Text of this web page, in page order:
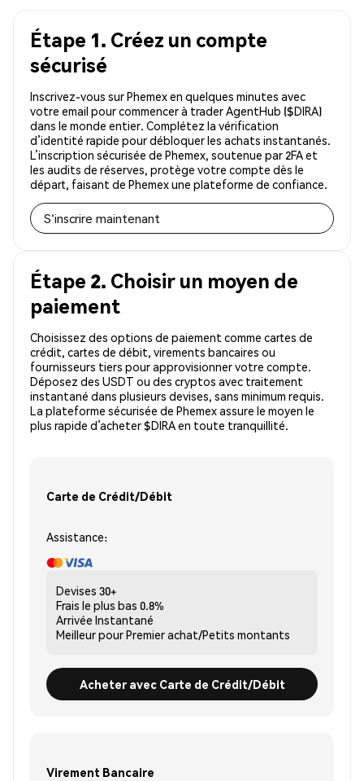
Étape 1. Créez un compte
sécurisé
Inscrivez-vous sur Phemex en quelques minutes avec
votre email pour commencer à trader AgentHub ($DIRA)
dans le monde entier. Complétez la vérification
d’identité rapide pour débloquer les achats instantanés.
L’inscription sécurisée de Phemex, soutenue par 2FA et
les audits de réserves, protège votre compte dès le
départ, faisant de Phemex une plateforme de confiance.
S'inscrire maintenant
Étape 2. Choisir un moyen de
paiement
Choisissez des options de paiement comme cartes de
crédit, cartes de débit, virements bancaires ou
fournisseurs tiers pour approvisionner votre compte.
Déposez des USDT ou des cryptos avec traitement
instantané dans plusieurs devises, sans minimum requis.
La plateforme sécurisée de Phemex assure le moyen le
plus rapide d’acheter $DIRA en toute tranquillité.
Carte de Crédit/Débit
Assistance:
Devises 30+
Frais le plus bas 0.8%
Arrivée Instantané
Meilleur pourPremier achat/Petits montants
Acheter avec Carte de Crédit/Débit
Virement Bancaire